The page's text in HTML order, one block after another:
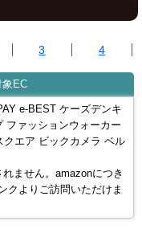
3 4
EC
e-BEST ケーズデンキ
ファッションウォーカー
クエア ビックカメラ ベル
ません。amazonにつき
クよりご訪問いただけま